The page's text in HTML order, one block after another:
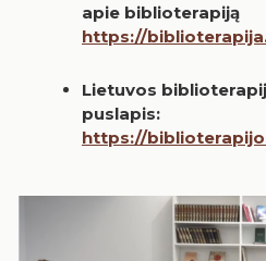
apie biblioterapiją
https://
Lietuvos
puslapis:
https://